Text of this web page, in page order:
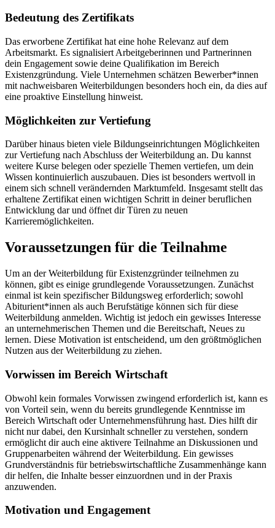
Bedeutung des Zertifikats
Das erworbene Zertifikat hat eine hohe Relevanz auf dem
Arbeitsmarkt. Es signalisiert Arbeitgeberinnen und Partnerinnen
dein Engagement sowie deine Qualifikation im Bereich
Existenzgründung. Viele Unternehmen schätzen Bewerber*innen
mit nachweisbaren Weiterbildungen besonders hoch ein, da dies auf
eine proaktive Einstellung hinweist.
Möglichkeiten zur Vertiefung
Darüber hinaus bieten viele Bildungseinrichtungen Möglichkeiten
zur Vertiefung nach Abschluss der Weiterbildung an. Du kannst
weitere Kurse belegen oder spezielle Themen vertiefen, um dein
Wissen kontinuierlich auszubauen. Dies ist besonders wertvoll in
einem sich schnell verändernden Marktumfeld. Insgesamt stellt das
erhaltene Zertifikat einen wichtigen Schritt in deiner beruflichen
Entwicklung dar und öffnet dir Türen zu neuen
Karrieremöglichkeiten.
Voraussetzungen für die Teilnahme
Um an der Weiterbildung für Existenzgründer teilnehmen zu
können, gibt es einige grundlegende Voraussetzungen. Zunächst
einmal ist kein spezifischer Bildungsweg erforderlich; sowohl
Abiturient*innen als auch Berufstätige können sich für diese
Weiterbildung anmelden. Wichtig ist jedoch ein gewisses Interesse
an unternehmerischen Themen und die Bereitschaft, Neues zu
lernen. Diese Motivation ist entscheidend, um den größtmöglichen
Nutzen aus der Weiterbildung zu ziehen.
Vorwissen im Bereich Wirtschaft
Obwohl kein formales Vorwissen zwingend erforderlich ist, kann es
von Vorteil sein, wenn du bereits grundlegende Kenntnisse im
Bereich Wirtschaft oder Unternehmensführung hast. Dies hilft dir
nicht nur dabei, den Kursinhalt schneller zu verstehen, sondern
ermöglicht dir auch eine aktivere Teilnahme an Diskussionen und
Gruppenarbeiten während der Weiterbildung. Ein gewisses
Grundverständnis für betriebswirtschaftliche Zusammenhänge kann
dir helfen, die Inhalte besser einzuordnen und in der Praxis
anzuwenden.
Motivation und Engagement